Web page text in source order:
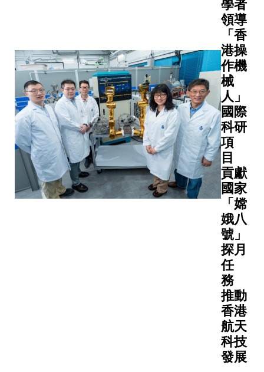
貨物。
是次訪問
申科大致
與世界頂
高校緊密
作，推展
創性的學
項目、推
創新解決
案，配合
校促進全
合作的方
向。科大
待與布里
托大學進
步深化夥
關係，在
學教育、
研及其他
域取得具
響力的成
果。
達至歷史
低。同時
球在
起十年錄
紀錄以來
溫，惟北
冰融化速
大幅放緩
極海冰在
1996年至
2011年
融化速度
十年
但在
之後，速
大幅放緩
十年僅
0.4%。
展受
限。香
港科技
大學
（科
大）工
學院研
究團隊
成功開
發一種
注入鍺
離子的
硅波導
光電二
極管，
這種新
型光探
測器具
備高響
應度、
超低光
學損耗
及低暗
電流的
特點，
能大大
學者
領導
「香
港操
作機
械
人」
國際
科研
項
目
貢獻
國家
「嫦
娥八
號」
探月
任
務
推動
香港
航天
科技
發展